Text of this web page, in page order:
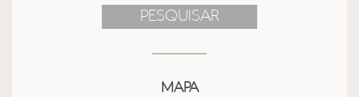
PESQUISAR
MAPA